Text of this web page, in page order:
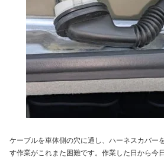
ケーブルを車体側の穴に通し、ハーネスカバー
す作業がこれまた困難です。作業した日から今